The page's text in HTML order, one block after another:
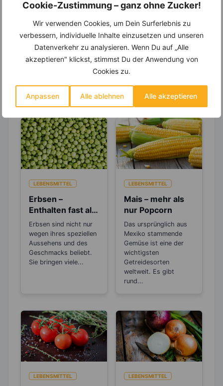
Cookie-Zustimmung – ganz ohne Zucker!
Wir verwenden Cookies, um Dein Surferlebnis zu
verbessern, individuelle Inhalte einzusetzen und unseren
Datenverkehr zu analysieren. Wenn Du auf „Alle
akzeptieren" klickst, stimmst Du der Anwendung von
Cookies zu.
Anpassen Alle ablehnen Alle akzeptieren
Entdecke dieinvi koo -Mitgliedschaft und erhalte
um Deine Ernährung optimal zu gestalten.
Erfahre mehr über die Zutaten
dieses Rezepts
LEBENSMITTEL
Erbsen –
Enthalten fast alle
lebenswichtigen
Proteine
Erbsen sind nicht nur
wegen ihres speziellen
Aussehens und des
Geschmacks beliebt.
Sie bringen viele...
LEBENSMITTEL
Mais – mehr als
nur Popcorn
Das ursprünglich aus
Mexiko stammende
Gemüse ist eine der
wichtigsten
Getreidesorten
weltweit. Es gibt
rund...
LEBENSMITTEL LEBENSMITTEL